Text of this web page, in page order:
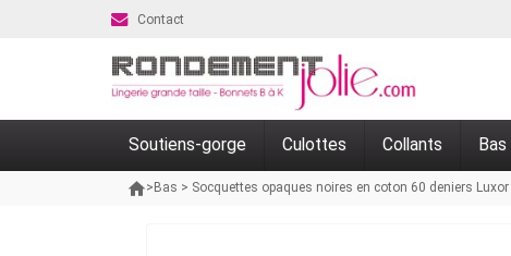
Contact
Soutiens-gorge Culottes Collants Bas
> Bas > Socquettes opaques noires en coton 60 deniers Luxor